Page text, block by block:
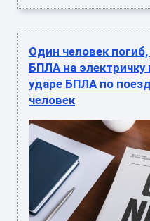
Один человек
БПЛА на
ударе БПЛА по
человек